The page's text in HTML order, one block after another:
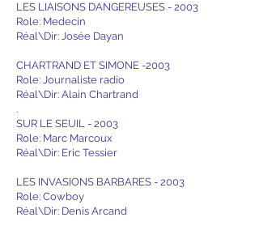
LES LIAISONS DANGEREUSES - 2003
Role: Medecin
Réal\Dir: Josée Dayan
CHARTRAND ET SIMONE -2003
Role: Journaliste radio
Réal\Dir: Alain Chartrand
.
SUR LE SEUIL - 2003
Role: Marc Marcoux
Réal\Dir: Eric Tessier
LES INVASIONS BARBARES - 2003
Role: Cowboy
Réal\Dir: Denis Arcand